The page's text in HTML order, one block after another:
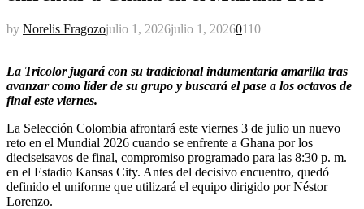
by Norelis Fragozojulio 1, 2026julio 1, 20260110
La Tricolor jugará con su tradicional indumentaria amarilla tras
avanzar como líder de su grupo y buscará el pase a los octavos de
final este viernes.
La Selección Colombia afrontará este viernes 3 de julio un nuevo
reto en el Mundial 2026 cuando se enfrente a Ghana por los
dieciseisavos de final, compromiso programado para las 8:30 p. m.
en el Estadio Kansas City. Antes del decisivo encuentro, quedó
definido el uniforme que utilizará el equipo dirigido por Néstor
Lorenzo.